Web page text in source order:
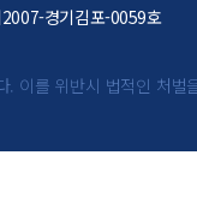
경기김포-0059호
. 이를 위반시 법적인 처벌